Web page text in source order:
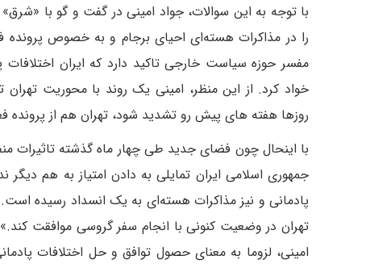
را در مذاکرات هسته‌ای احیای برجام و به خصوص
مفسر حوزه سیاست خارجی تاکید دارد که ایران اختلافات
خواد کرد. از این منظر، امینی یک روند با محوریت
روزها هفته های پیش رو تشدید شود، تهران هم از پرونده
با اینحال چون فضای جدید طی چهار ماه گذشته تاثیرات
جمهوری اسلامی ایران تمایلی به دادن امتیاز به هم
پادمانی و نیز مذاکرات هسته‌ای به یک انسداد رسیده
تهران در وضعیت کنونی با انجام سفر گروسی موافقت
امینی، لزوما به معنای حصول توافق و حل اختلافات